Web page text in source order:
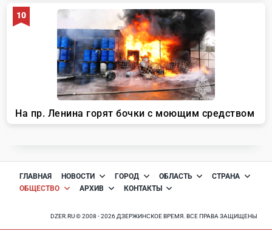
ГЛАВНАЯ НОВОСТИ ГОРОД ОБЛАСТЬ
СТРАНА
ОБЩЕСТВО
АРХИВ КОНТАКТЫ
DZER.RU © 2008 - 2026 ДЗЕРЖИНСКОЕ ВРЕМЯ. ВСЕ ПРАВА ЗАЩИЩЕНЫ